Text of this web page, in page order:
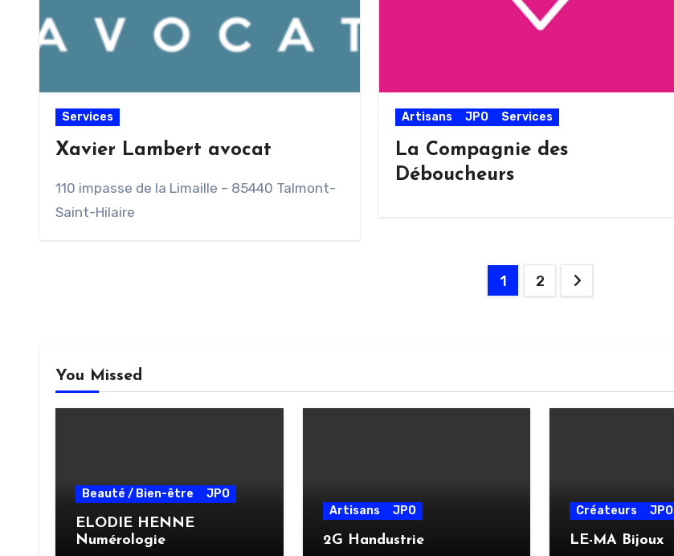
Services
Xavier Lambert avocat
110 impasse de la Limaille – 85440 Talmont-
Saint-Hilaire
Artisans JPO Services
La Compagnie des
Déboucheurs
Pagination
1 2
You Missed
Beauté / Bien-être JPO
ELODIE HENNE
Numérologie
Artisans JPO
2G Handustrie
Créateurs JPO
LE-MA Bijoux